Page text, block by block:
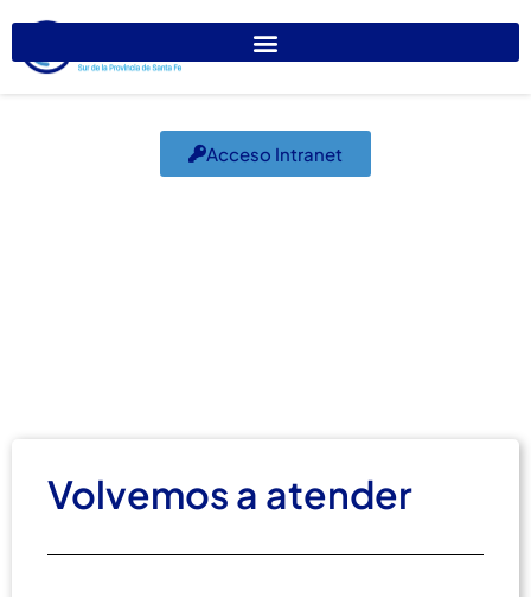
Acceso Intranet
Volvemos a atender